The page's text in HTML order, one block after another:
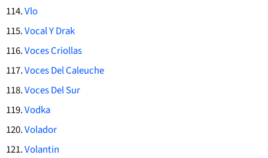
Vlo
Vocal Y Drak
Voces Criollas
Voces Del Caleuche
Voces Del Sur
Vodka
Volador
Volantin